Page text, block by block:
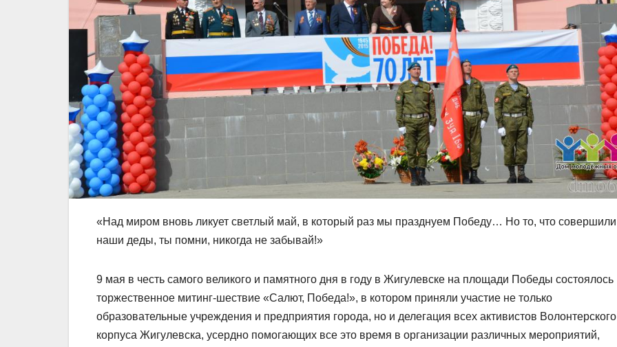
«Над миром вновь ликует светлый май, в который раз мы празднуем Победу… Но то, что совершили
наши деды, ты помни, никогда не забывай!»
9 мая в честь самого великого и памятного дня в году в Жигулевске на площади Победы состоялось
торжественное митинг-шествие «Салют, Победа!», в котором приняли участие не только
образовательные учреждения и предприятия города, но и делегация всех активистов Волонтерского
корпуса Жигулевска, усердно помогающих все это время в организации различных мероприятий,